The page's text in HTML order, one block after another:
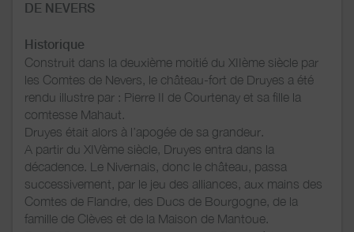
DE NEVERS
Historique
Construit dans la deuxième moitié du XIIème siècle par
les Comtes de Nevers, le château-fort de Druyes a été
rendu illustre par : Pierre II de Courtenay et sa fille la
comtesse Mahaut.
Druyes était alors à l’apogée de sa grandeur.
A partir du XIVème siècle, Druyes entra dans la
décadence. Le Nivernais, donc le château, passa
successivement, par le jeu des alliances, aux mains des
Comtes de Flandre, des Ducs de Bourgogne, de la
famille de Clèves et de la Maison de Mantoue.